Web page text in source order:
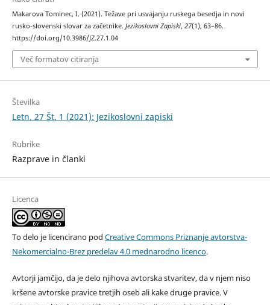
Makarova Tominec, I. (2021). Težave pri usvajanju ruskega besedja in novi
rusko-slovenski slovar za začetnike. Jezikoslovni Zapiski, 27(1), 63–86.
https://doi.org/10.3986/JZ.27.1.04
Več formatov citiranja
Številka
Letn. 27 Št. 1 (2021): Jezikoslovni zapiski
Rubrike
Razprave in članki
Licenca
To delo je licencirano pod Creative Commons Priznanje avtorstva-
Nekomercialno-Brez predelav 4.0 mednarodno licenco.
Avtorji jamčijo, da je delo njihova avtorska stvaritev, da v njem niso
kršene avtorske pravice tretjih oseb ali kake druge pravice. V